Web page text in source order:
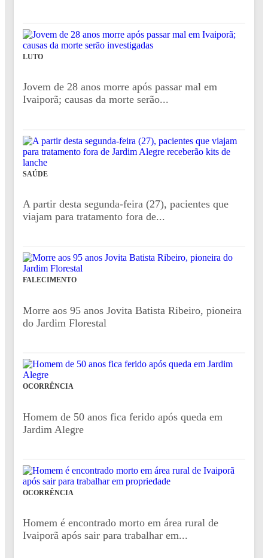
LUTO
Jovem de 28 anos morre após passar mal em
Ivaiporã; causas da morte serão...
SAÚDE
A partir desta segunda-feira (27), pacientes que
viajam para tratamento fora de...
FALECIMENTO
Morre aos 95 anos Jovita Batista Ribeiro, pioneira
do Jardim Florestal
OCORRÊNCIA
Homem de 50 anos fica ferido após queda em
Jardim Alegre
OCORRÊNCIA
Homem é encontrado morto em área rural de
Ivaiporã após sair para trabalhar em...